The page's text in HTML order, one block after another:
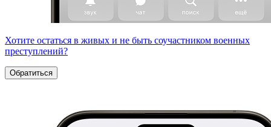
Хотите остаться в живых и не быть соучастником военных
преступлений?
Обратиться